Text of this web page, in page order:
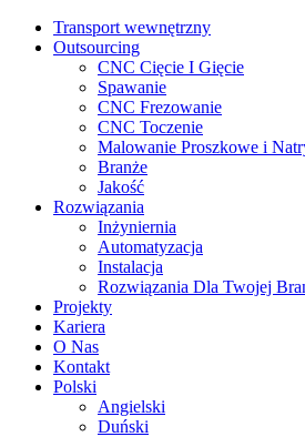
Transport wewnętrzny
Outsourcing
CNC Cięcie I Gięcie
Spawanie
CNC Frezowanie
CNC Toczenie
Malowanie Proszkowe i
Branże
Jakość
Rozwiązania
Inżyniernia
Automatyzacja
Instalacja
Rozwiązania Dla Twojej
Projekty
Kariera
O Nas
Kontakt
Polski
Angielski
Duński